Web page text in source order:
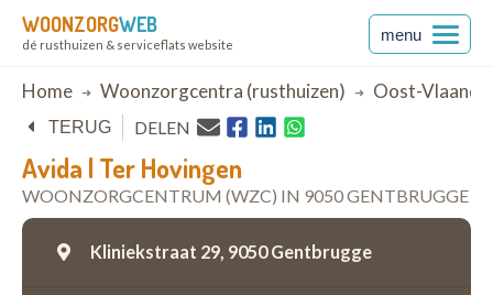
WOONZORGWEB
dé rusthuizen & serviceflats website
menu
Breadcrumb
Home Woonzorgcentra (rusthuizen) Oost-
Avida | Ter Hovingen
WOONZORGCENTRUM (WZC) IN 9050 GENTBRUGGE
TERUG DELEN
Kliniekstraat 29, 9050 Gentbrugge